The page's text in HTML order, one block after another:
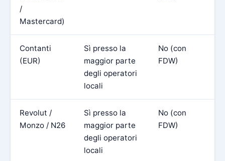
/
Mastercard)
Contanti
(EUR)
Sì presso la
maggior parte
degli operatori
locali
No (con
FDW)
Revolut /
Monzo / N26
Sì presso la
maggior parte
degli operatori
locali
No (con
FDW)